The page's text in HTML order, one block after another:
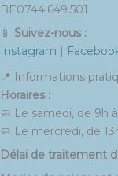
BE0744.649.501
📱 Suivez-nous :
Instagram |
📍 Informations
Horaires :
🧼 Le samedi, de 9h
🧼 Le mercredi, de
Délai de traitement